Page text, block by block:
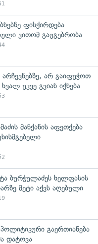
ფისქირდება
ვითომ გაუგებრობა
არ გაიფუჭოთ
უკვე გვიან იქნება
მანქანის აფეთქება
ბურჭულაძეს ხელფასის
მეტი აქვს აღებული
გაერთიანება
დატოვა